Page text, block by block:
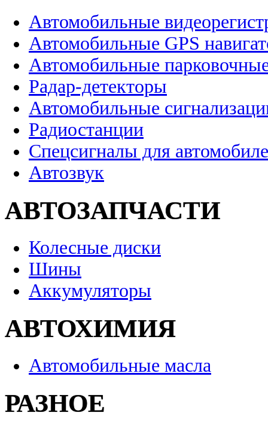
Автомобильные
Автомобильные GPS
Автомобильные
Радар-детекторы
Автомобильные
Радиостанции
Спецсигналы для
Автозвук
АВТОЗАПЧАСТИ
Колесные диски
Шины
Аккумуляторы
АВТОХИМИЯ
Автомобильные масла
РАЗНОЕ